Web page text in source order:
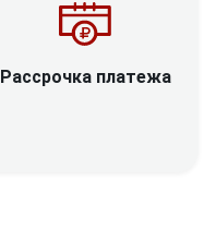
Рассрочка платежа